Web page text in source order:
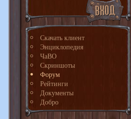
Скачать клиент
Энциклопедия
ЧаВО
Скриншоты
Форум
Рейтинги
Документы
Добро